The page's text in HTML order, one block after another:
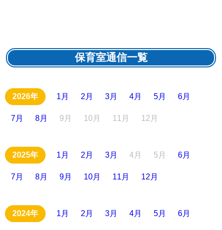
保育室通信一覧
1月 2月 3月 4月 5月 6月
7月 8月 9月 10月 11月 12月
1月 2月 3月 4月 5月 6月
7月 8月 9月 10月 11月 12月
1月 2月 3月 4月 5月 6月